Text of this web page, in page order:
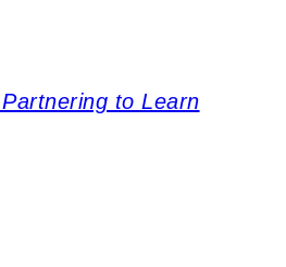
to Learn